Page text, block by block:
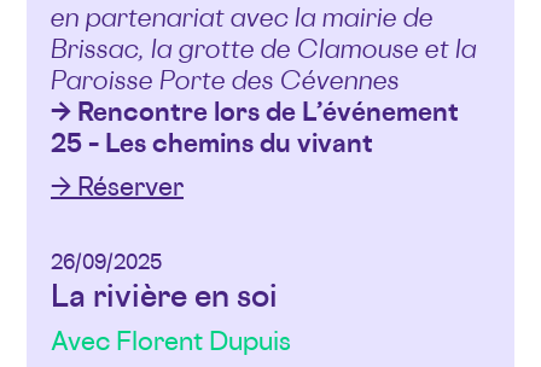
en partenariat avec la mairie de
Brissac, la grotte de Clamouse et la
Paroisse Porte des Cévennes
→ Rencontre lors de L’événement
25 – Les chemins du vivant
→ Réserver
26/09/2025
La rivière en soi
Avec Florent Dupuis